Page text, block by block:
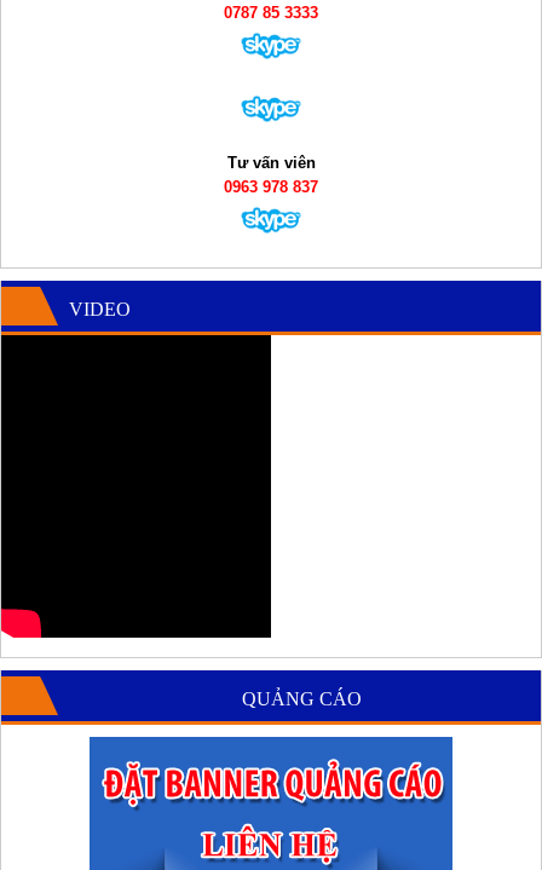
0787 85 3333
Tư vấn viên
0963 978 837
VIDEO
QUẢNG CÁO